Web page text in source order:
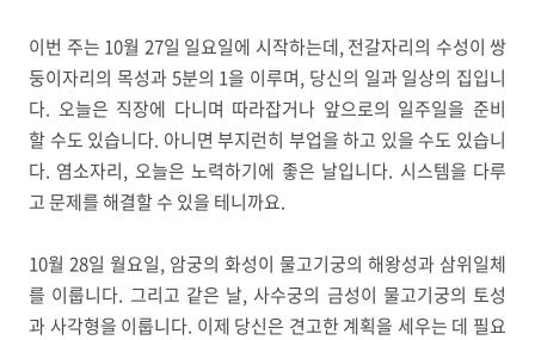
이번 주는 10월 27일 일요일에 시작하는데, 전갈자리의 수성이 쌍
둥이자리의 목성과 5분의 1을 이루며, 당신의 일과 일상의 집입니
다. 오늘은 직장에 다니며 따라잡거나 앞으로의 일주일을 준비
할 수도 있습니다. 아니면 부지런히 부업을 하고 있을 수도 있습니
다. 염소자리, 오늘은 노력하기에 좋은 날입니다. 시스템을 다루
고 문제를 해결할 수 있을 테니까요.
10월 28일 월요일, 암궁의 화성이 물고기궁의 해왕성과 삼위일체
를 이룹니다. 그리고 같은 날, 사수궁의 금성이 물고기궁의 토성
과 사각형을 이룹니다. 이제 당신은 견고한 계획을 세우는 데 필요